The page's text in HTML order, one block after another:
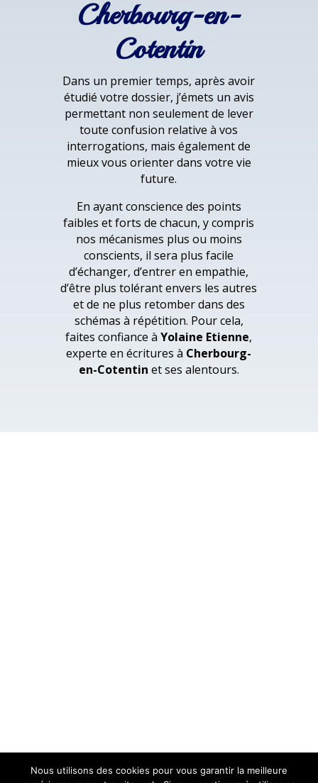
Cherbourg-en-
Cotentin
Dans un premier temps, après avoir
étudié votre dossier, j’émets un avis
permettant non seulement de lever
toute confusion relative à vos
interrogations, mais également de
mieux vous orienter dans votre vie
future.
En ayant conscience des points
faibles et forts de chacun, y compris
nos mécanismes plus ou moins
conscients, il sera plus facile
d’échanger, d’entrer en empathie,
d’être plus tolérant envers les autres
et de ne plus retomber dans des
schémas à répétition. Pour cela,
faites confiance àYolaine Etienne,
experte en écritures à Cherbourg-
en-Cotentin et ses alentours.
Mentions Légales
Nous utilisons des cookies pour vous garantir la meilleure